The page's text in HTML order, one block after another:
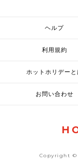
ヘルプ
利用規約
ホットホリデーと
お問い合わせ
Copyright ©